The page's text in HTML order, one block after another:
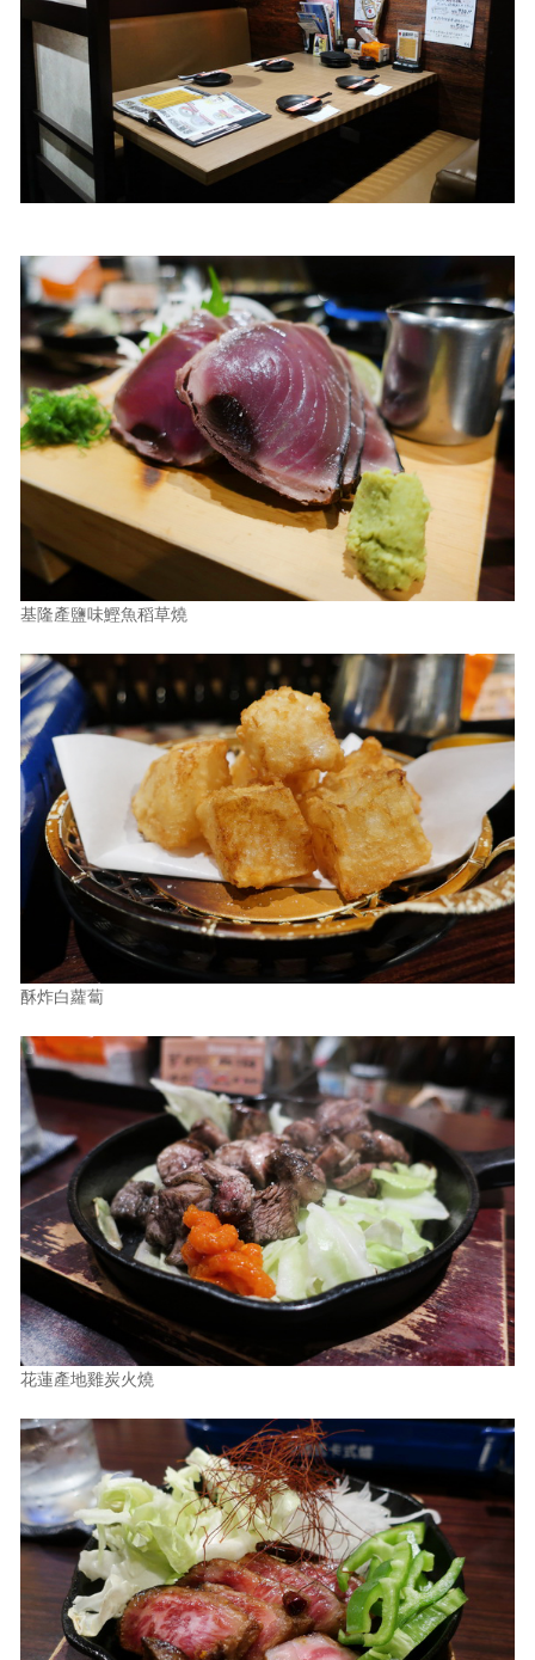
基隆產鹽味鰹魚稻草燒
酥炸白蘿蔔
花蓮產地雞炭火燒